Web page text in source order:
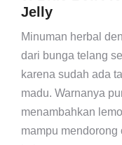
Jelly
Minuman herbal
dari bunga telang
karena sudah ada
madu. Warnanya
menambahkan
mampu mendorong